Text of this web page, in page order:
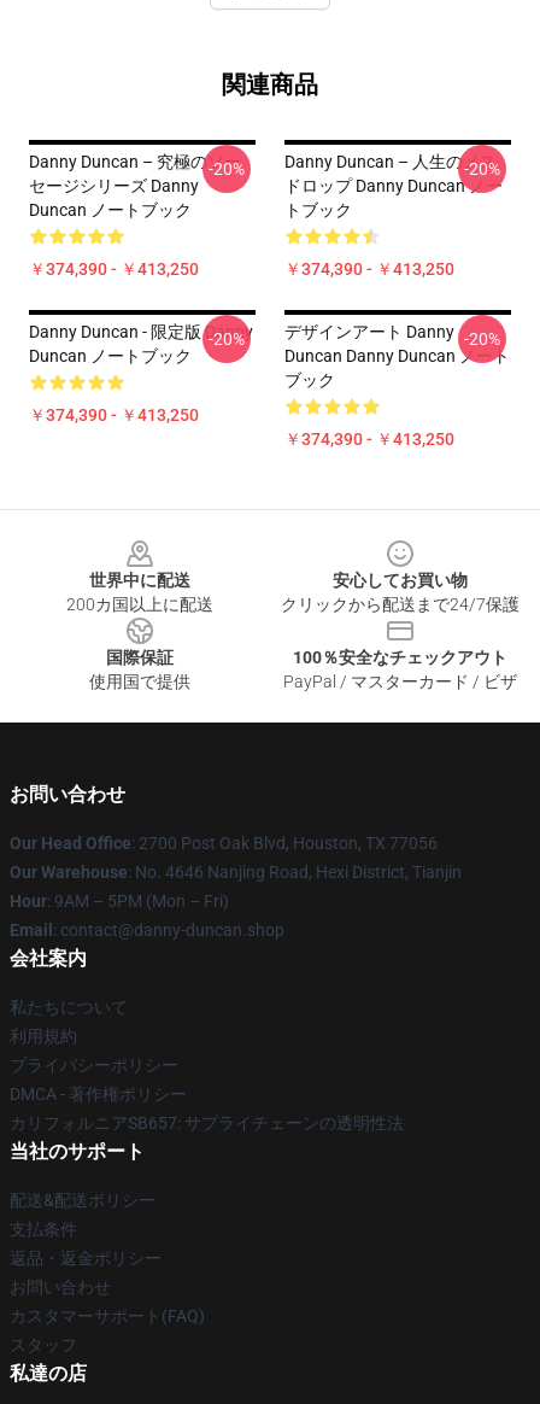
関連商品
Danny Duncan – 究極のソー
セージシリーズ Danny
Duncan ノートブック
￥374,390 - ￥413,250
-20%
Danny Duncan – 人生のメス
ドロップ Danny Duncan ノー
トブック
￥374,390 - ￥413,250
-20%
Danny Duncan - 限定版 Danny
Duncan ノートブック
￥374,390 - ￥413,250
-20%
デザインアート Danny
Duncan Danny Duncan ノート
ブック
￥374,390 - ￥413,250
-20%
世界中に配送
200カ国以上に配送
安心してお買い物
クリックから配送まで24/7保護
国際保証
使用国で提供
100％安全なチェックアウト
PayPal / マスターカード / ビザ
お問い合わせ
Our Head Office: 2700 Post Oak Blvd, Houston, TX 77056
Our Warehouse: No. 4646 Nanjing Road, Hexi District, Tianjin
Hour: 9AM – 5PM (Mon – Fri)
Email : contact@danny-duncan.shop
会社案内
私たちについて
利用規約
プライバシーポリシー
DMCA - 著作権ポリシー
カリフォルニアSB657: サプライチェーンの透明性法
当社のサポート
配送&配送ポリシー
支払条件
返品・返金ポリシー
お問い合わせ
カスタマーサポート(FAQ)
スタッフ
私達の店